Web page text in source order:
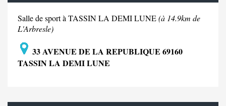
Salle de sport à TASSIN LA DEMI LUNE(à 14.9km de
L'Arbresle)
33 AVENUE DE LA REPUBLIQUE 69160
TASSIN LA DEMI LUNE